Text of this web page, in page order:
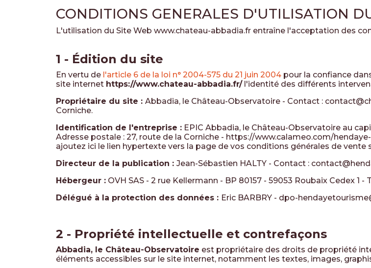
CONDITIONS GENERALES D'UTILISATION
L'utilisation du Site Web www.chateau-abbadia.fr entraîne l'acceptation des
1 - Édition du site
En vertu de l'article 6 de la loi n° 2004-575 du 21 juin 2004 pour la confiance
site internet https://www.chateau-abbadia.fr/l'identité des différents
Propriétaire du site : Abbadia, le Château-Observatoire - Contact :
Corniche.
Identification de l'entreprise : EPIC Abbadia, le Château-Observatoire au
Adresse postale : 27, route de la Corniche - https://www.calameo.com/
ajoutez ici le lien hypertexte vers la page de vos conditions générales de vente
Directeur de la publication : Jean-Sébastien HALTY - Contact :
Hébergeur : OVH SAS - 2 rue Kellermann - BP 80157 - 59053 Roubaix Cedex 1 -
Délégué à la protection des données : Eric BARBRY - dpo-
2 - Propriété intellectuelle et contrefaçons
Abbadia, le Château-Observatoire est propriétaire des droits de propriété
éléments accessibles sur le site internet, notamment les textes, images,